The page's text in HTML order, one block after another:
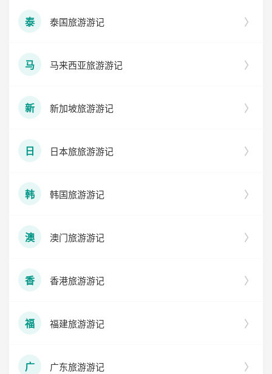
泰 泰国旅游游记
马 马来西亚旅游游记
新 新加坡旅游游记
日 日本旅旅游游记
韩 韩国旅游游记
澳 澳门旅游游记
香 香港旅游游记
福 福建旅游游记
广 广东旅游游记